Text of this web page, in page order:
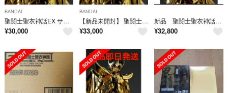
BANDAI
聖闘士聖衣神話EX サジタリアス星矢 GOLD24
¥30,000
BANDAI
【新品未開封】 聖闘士聖衣神話EX サジタリアス星矢 GOLD24
¥33,000
新品 聖闘士聖衣神話EX サジタリアス星矢 GOLD24
¥32,800